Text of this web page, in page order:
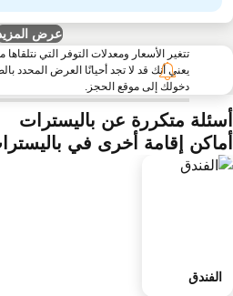
عرض المزيد
تتغير الأسعار ومعدلات التوفر التي
دخولك إلى موقع الحجز.
متكررة عن باليسترات
إقامة أخرى في
الفندق